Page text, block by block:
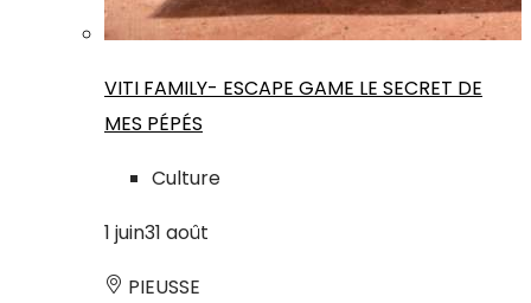
VITI FAMILY- ESCAPE GAME LE SECRET DE
MES PÉPÉS
Culture
1 juin31 août
PIEUSSE